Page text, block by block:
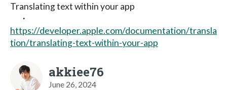
Translating text within your app
・
https://developer.apple.com/documentation/transla
tion/translating-text-within-your-app
akkiee76
June 26, 2024